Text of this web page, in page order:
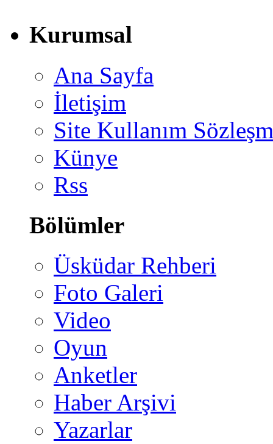
Kurumsal
Ana Sayfa
İletişim
Site Kullanım
Künye
Rss
Bölümler
Üsküdar Rehberi
Foto Galeri
Video
Oyun
Anketler
Haber Arşivi
Yazarlar